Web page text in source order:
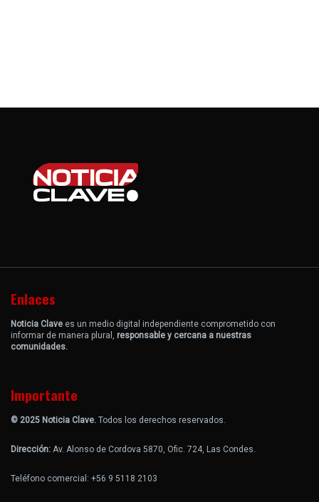
Enlaces
Noticia Clave es un medio digital independiente comprometido con
informar de manera plural, responsable y cercana a nuestras
comunidades.
Importante
© 2025 Noticia Clave. Todos los derechos reservados.
Dirección: Av. Alonso de Cordova 5870, Ofic. 724, Las Condes.
Teléfono comercial: +56 9 5118 2103